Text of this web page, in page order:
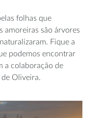
folhas que
amoreiras são árvores
Fique a
podemos encontrar
a colaboração de
de Oliveira.